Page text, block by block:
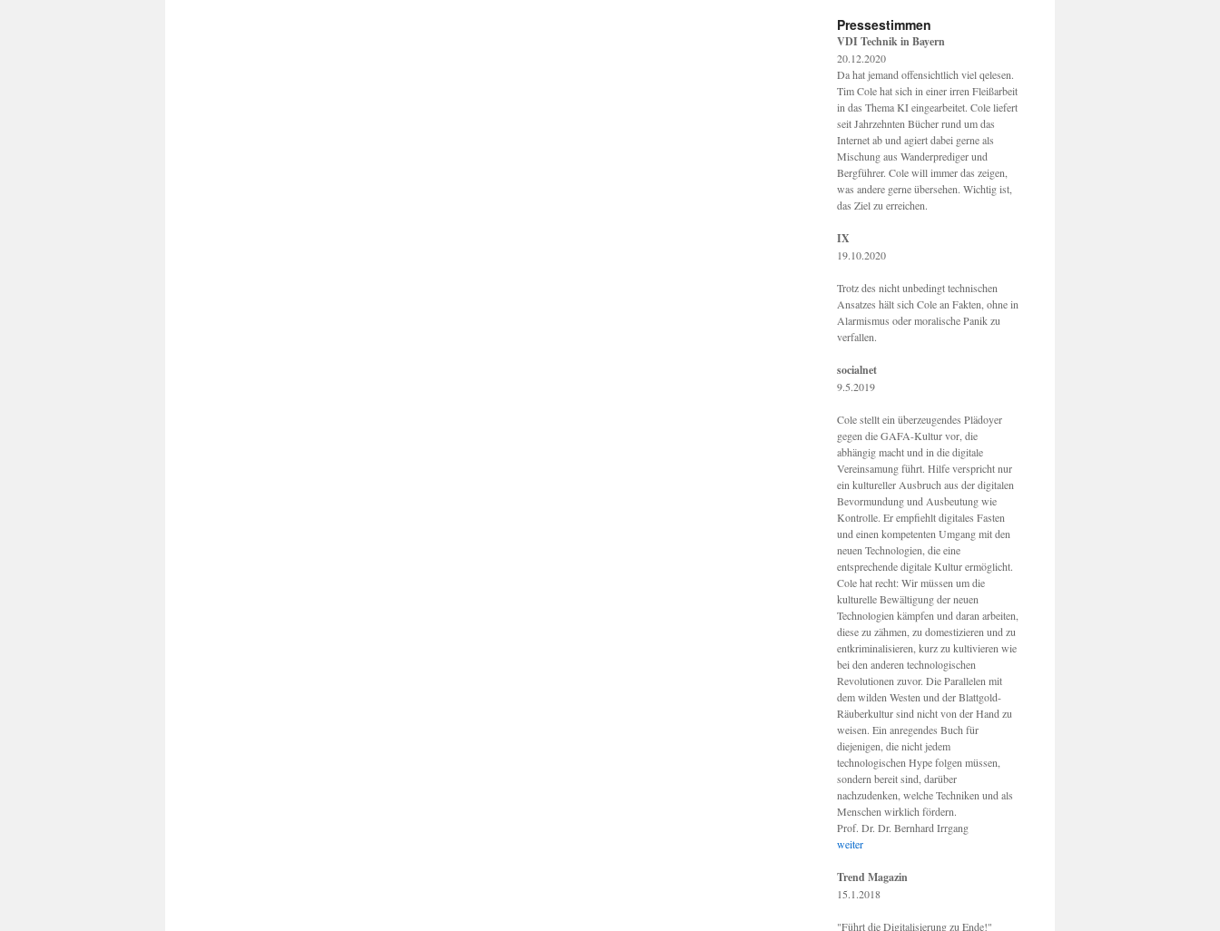
Pressestimmen
VDI Technik in Bayern
20.12.2020
Da hat jemand offensichtlich viel qelesen.
Tim Cole hat sich in einer irren Fleißarbeit
in das Thema KI eingearbeitet. Cole liefert
seit Jahrzehnten Bücher rund um das
Internet ab und agiert dabei gerne als
Mischung aus Wanderprediger und
Bergführer. Cole will immer das zeigen,
was andere gerne übersehen. Wichtig ist,
das Ziel zu erreichen.
IX
19.10.2020
Trotz des nicht unbedingt technischen
Ansatzes hält sich Cole an Fakten, ohne in
Alarmismus oder moralische Panik zu
verfallen.
socialnet
9.5.2019
Cole stellt ein überzeugendes Plädoyer
gegen die GAFA-Kultur vor, die
abhängig macht und in die digitale
Vereinsamung führt. Hilfe verspricht nur
ein kultureller Ausbruch aus der digitalen
Bevormundung und Ausbeutung wie
Kontrolle. Er empfiehlt digitales Fasten
und einen kompetenten Umgang mit den
neuen Technologien, die eine
entsprechende digitale Kultur ermöglicht.
Cole hat recht: Wir müssen um die
kulturelle Bewältigung der neuen
Technologien kämpfen und daran arbeiten,
diese zu zähmen, zu domestizieren und zu
entkriminalisieren, kurz zu kultivieren wie
bei den anderen technologischen
Revolutionen zuvor. Die Parallelen mit
dem wilden Westen und der Blattgold-
Räuberkultur sind nicht von der Hand zu
weisen. Ein anregendes Buch für
diejenigen, die nicht jedem
technologischen Hype folgen müssen,
sondern bereit sind, darüber
nachzudenken, welche Techniken und als
Menschen wirklich fördern.
Prof. Dr. Dr. Bernhard Irrgang
weiter
Trend Magazin
15.1.2018
"Führt die Digitalisierung zu Ende!"